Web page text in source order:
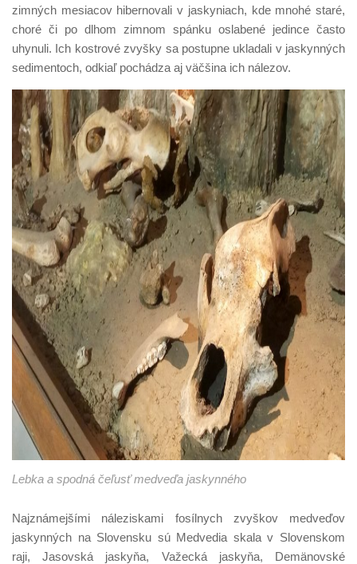
zimných mesiacov hibernovali v jaskyniach, kde mnohé staré,
choré či po dlhom zimnom spánku oslabené jedince často
uhynuli. Ich kostrové zvyšky sa postupne ukladali v jaskynných
sedimentoch, odkiaľ pochádza aj väčšina ich nálezov.
Lebka a spodná čeľusť medveďa jaskynného
Najznámejšími náleziskami fosílnych zvyškov medveďov
jaskynných na Slovensku sú Medvedia skala v Slovenskom
raji, Jasovská jaskyňa, Važecká jaskyňa, Demänovské